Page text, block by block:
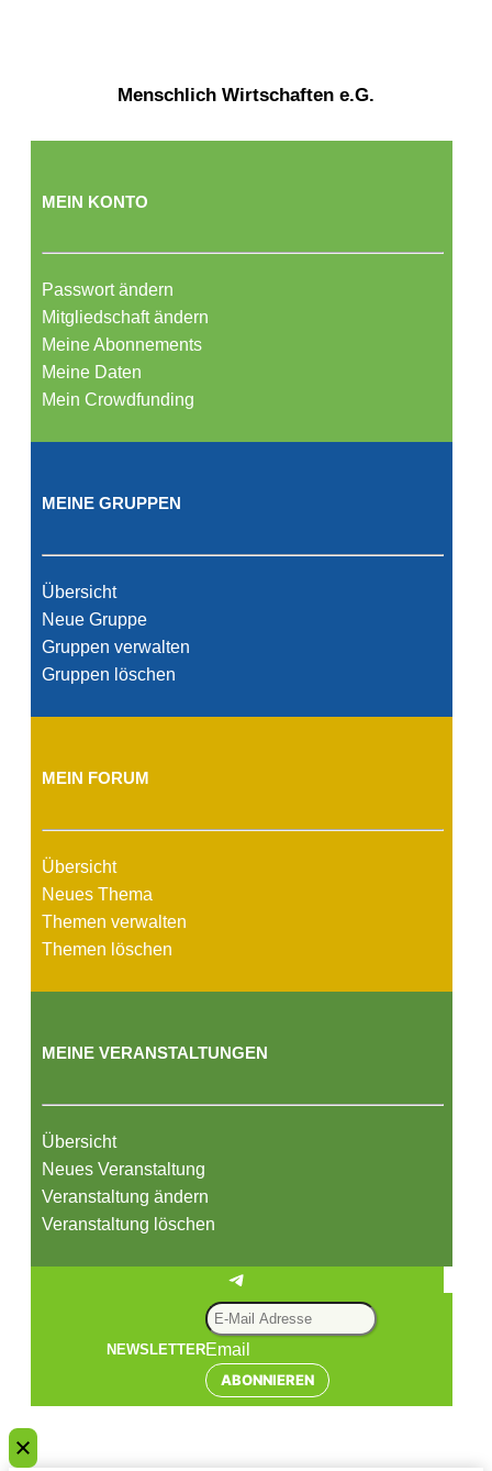
Menschlich Wirtschaften e.G.
MEIN KONTO
Passwort ändern
Mitgliedschaft ändern
Meine Abonnements
Meine Daten
Mein Crowdfunding
MEINE GRUPPEN
Übersicht
Neue Gruppe
Gruppen verwalten
Gruppen löschen
MEIN FORUM
Übersicht
Neues Thema
Themen verwalten
Themen löschen
MEINE VERANSTALTUNGEN
Übersicht
Neues Veranstaltung
Veranstaltung ändern
Veranstaltung löschen
Telegram
NEWSLETTEREmail
ABONNIEREN